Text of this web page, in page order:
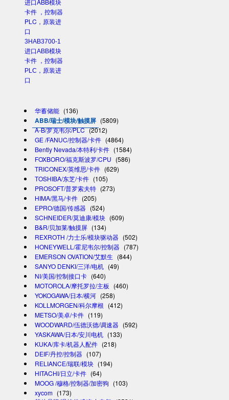
3HAB3700-1
进口ABB模块
卡件 ，控制器
PLC，原装进
口
华蓄储能 (136)
ABB/瑞士/模块/触摸屏 (5809)
A-B/罗克韦尔/PLC (2012)
GE /FANUC/控制器/卡件 (4864)
Bently Nevada/本特利/卡件 (1584)
FOXBORO/福克斯波罗/CPU (586)
TRICONEX/英维思/卡件 (629)
TOSHIBA/东芝/卡件 (105)
PROSOFT/普罗索夫特 (273)
HIMA/黑马/卡件 (205)
EPRO/德国/传感器 (524)
SCHNEIDER/莫迪康/模块 (609)
B&R/贝加莱/触摸屏 (134)
REXROTH /力士乐/模块驱动器 (502)
HONEYWELL/霍尼韦尔/控制器 (787)
EMERSON OVATION/艾默生 (844)
SANYO DENKI/三洋/电机 (49)
NI/美国/控制接口卡 (640)
MOTOROLA/摩托罗拉/主板 (460)
YOKOGAWA/日本/横河 (258)
KOLLMORGEN/科尔摩根 (412)
METSO/美卓/卡件 (119)
WOODWARD/伍德沃德/调速器 (592)
YASKAWA/日本/安川电机 (133)
KUKA/库卡/机器人配件 (218)
DEIF/丹控/控制器 (107)
RELIANCE/瑞联/模块 (194)
HITACHI/日立/卡件 (64)
MOOG /穆格/控制器/加密狗 (103)
xycom (173)